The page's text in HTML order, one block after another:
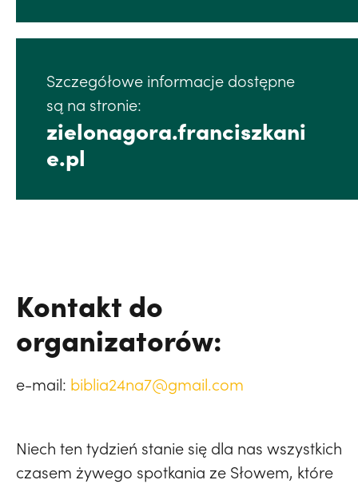
Szczegółowe informacje dostępne
są na stronie:
zielonagora.franciszkani
e.pl
Kontakt do
organizatorów:
e-mail: biblia24na7@gmail.com
Niech ten tydzień stanie się dla nas wszystkich
czasem żywego spotkania ze Słowem, które